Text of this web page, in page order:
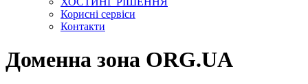
Корисні сервіси
Контакти
Доменна зона ORG.UA